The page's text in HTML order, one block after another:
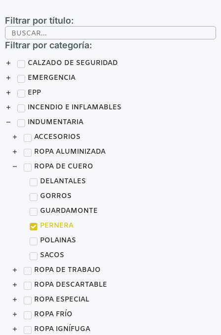
Filtrar por título:
Filtrar por categoría:
CALZADO DE SEGURIDAD
EMERGENCIA
EPP
INCENDIO E INFLAMABLES
INDUMENTARIA
ACCESORIOS
ROPA ALUMINIZADA
ROPA DE CUERO
DELANTALES
GORROS
GUARDAMONTE
PERNERA
POLAINAS
SACOS
ROPA DE TRABAJO
ROPA DESCARTABLE
ROPA ESPECIAL
ROPA FRÍO
ROPA IGNÍFUGA